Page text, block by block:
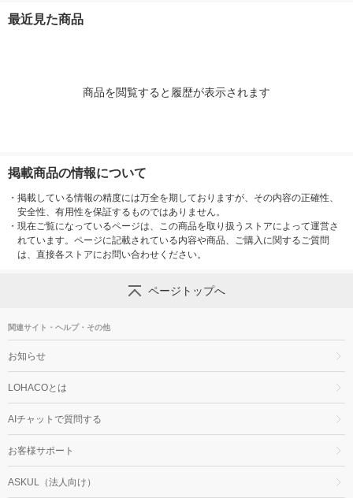
最近見た商品
商品を閲覧すると履歴が表示されます
掲載商品の情報について
・ 掲載している情報の精度には万全を期しておりますが、その内容の正確性、
安全性、有用性を保証するものではありません。
・ 現在ご覧になっているページは、この商品を取り扱うストアによって運営さ
れています。ページに記載されている内容や商品、ご購入に関するご質問
は、直接各ストアにお問い合わせください。
ページトップへ
関連サイト・ヘルプ・その他
お知らせ
LOHACOとは
AIチャットで質問する
お客様サポート
ASKUL（法人向け）